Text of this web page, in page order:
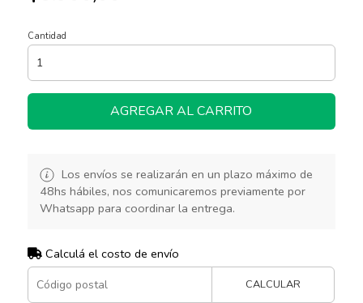
Cantidad
AGREGAR AL CARRITO
Los envíos se realizarán en un plazo máximo de
48hs hábiles, nos comunicaremos previamente por
Whatsapp para coordinar la entrega.
Calculá el costo de envío
CALCULAR